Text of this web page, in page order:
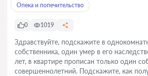
Опека и попечительство
0 1019
Здравствуйте, подскажите в
собственника, один умер в его
лет, в квартире прописан только один
совершеннолетний. Подскажите, как